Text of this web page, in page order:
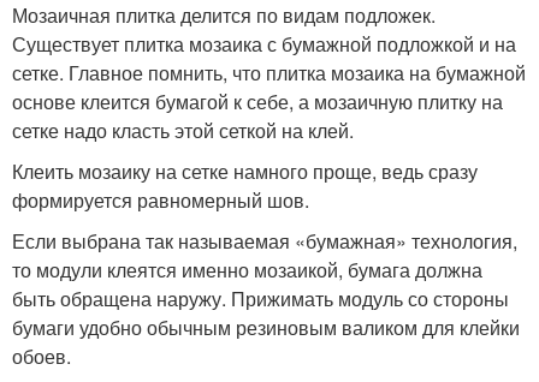
Мозаичная плитка делится по видам подложек.
Существует плитка мозаика с бумажной подложкой и на
сетке. Главное помнить, что плитка мозаика на бумажной
основе клеится бумагой к себе, а мозаичную плитку на
сетке надо класть этой сеткой на клей.
Клеить мозаику на сетке намного проще, ведь сразу
формируется равномерный шов.
Если выбрана так называемая «бумажная» технология,
то модули клеятся именно мозаикой, бумага должна
быть обращена наружу. Прижимать модуль со стороны
бумаги удобно обычным резиновым валиком для клейки
обоев.